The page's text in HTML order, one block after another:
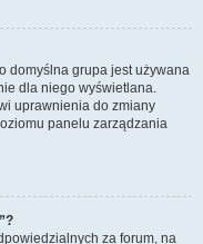
domyślna grupa jest używana
dla niego wyświetlana.
uprawnienia do zmiany
panelu zarządzania
za forum, na